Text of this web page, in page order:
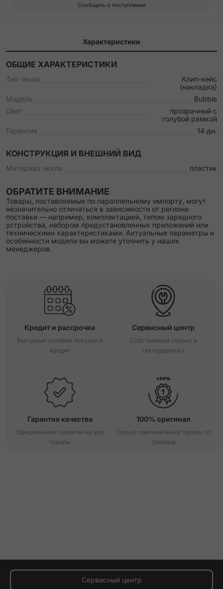
Сообщить о поступлении
Характеристики
ОБЩИЕ ХАРАКТЕРИСТИКИ
Тип чехла
Клип-кейс
(накладка)
Модель
Bubble
Цвет
прозрачный с
голубой рамкой
Гарантия
14 дн.
КОНСТРУКЦИЯ И ВНЕШНИЙ ВИД
Материал чехла пластик
ОБРАТИТЕ ВНИМАНИЕ
Товары, поставляемые по параллельному импорту, могут
незначительно отличаться в зависимости от региона
поставки — например, комплектацией, типом зарядного
устройства, набором предустановленных приложений или
техническими характеристиками. Актуальные параметры и
особенности модели вы можете уточнить у наших
менеджеров.
Кредит и рассрочка
Выгодные условия покупки в
кредит
Сервисный центр
Собственный сервис и
техподдержка
Гарантия качества
Официальная гарантия на все
товары
100% оригинал
Только оригинальные товары от
брендов
Сервисный центр